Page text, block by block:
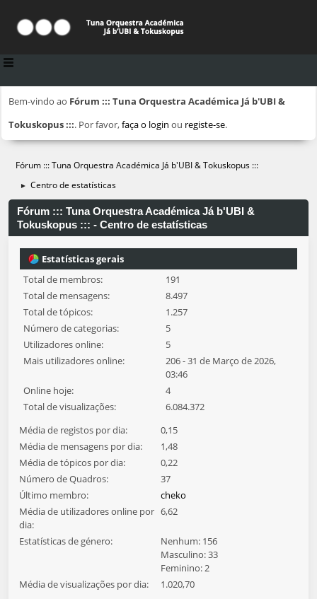
Bem-vindo ao Fórum ::: Tuna Orquestra Académica Já b'UBI &
Tokuskopus :::. Por favor,faça o login ou registe-se.
Fórum ::: Tuna Orquestra Académica Já b'UBI & Tokuskopus :::
► Centro de estatísticas
Fórum ::: Tuna Orquestra Académica Já b'UBI &
Tokuskopus ::: - Centro de estatísticas
Estatísticas gerais
Total de membros:
191
Total de mensagens:
8.497
Total de tópicos:
1.257
Número de categorias:
5
Utilizadores online:
5
Mais utilizadores online:
206 - 31 de Março de 2026,
03:46
Online hoje:
4
Total de visualizações:
6.084.372
Média de registos por dia:
0,15
Média de mensagens por dia:
1,48
Média de tópicos por dia:
0,22
Número de Quadros:
37
Último membro:
cheko
Média de utilizadores online por
dia:
6,62
Estatísticas de género:
Nenhum: 156
Masculino: 33
Feminino: 2
Média de visualizações por dia:
1.020,70